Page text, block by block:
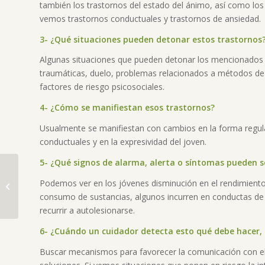
también los trastornos del estado del ánimo, así como
vemos trastornos conductuales y trastornos de ansiedad.
3- ¿Qué situaciones pueden detonar estos
Algunas situaciones que pueden detonar los
traumáticas, duelo, problemas relacionados a métodos
factores de riesgo psicosociales.
4- ¿Cómo se manifiestan esos trastornos?
Usualmente se manifiestan con cambios en la forma
conductuales y en la expresividad del joven.
5- ¿Qué signos de alarma, alerta o síntomas pueden
Podemos ver en los jóvenes disminución en el
consumo de sustancias, algunos incurren en conductas
recurrir a autolesionarse.
6- ¿Cuándo un cuidador detecta esto qué debe
Buscar mecanismos para favorecer la comunicación con
Abren espacio para
que pacientes con
dificultad visual sean